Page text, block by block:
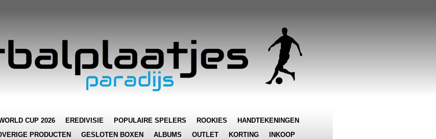
CUP 2026 EREDIVISIE POPULAIRE SPELERS ROOKIES
HANDTEKENINGEN
PRODUCTEN GESLOTEN BOXEN ALBUMS OUTLET KORTING
INKOOP